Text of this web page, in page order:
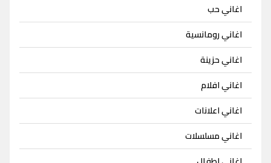
اغاني حب
اغاني رومانسية
اغاني حزينة
اغاني افلام
اغاني اعلانات
اغاني مسلسلات